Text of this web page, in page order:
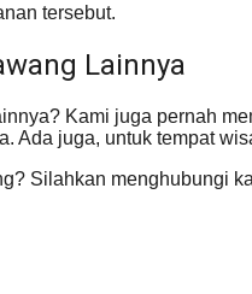
tersebut.
Lainnya
Kami juga pernah
Ada juga, untuk tempat
Silahkan menghubungi